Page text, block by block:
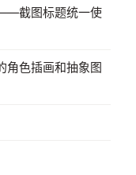
截图标题统一使
色插画和抽象图